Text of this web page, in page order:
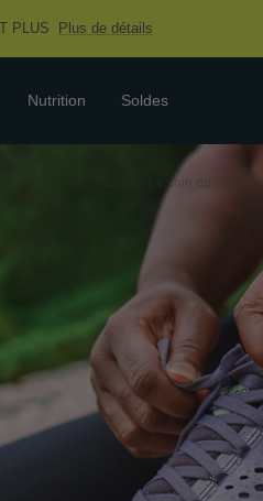
PLUS Plus de détails
Nutrition Soldes
Le coin du coach